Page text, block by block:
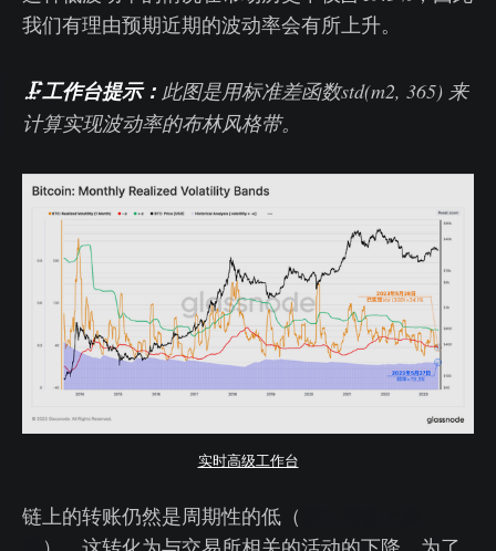
我们有理由预期近期的波动率会有所上升。
🗜️工作台提示： 此图是用标准差函数std(m2, 365) 来
计算实现波动率的布林风格带。
实时高级工作台
链上的转账仍然是周期性的低（